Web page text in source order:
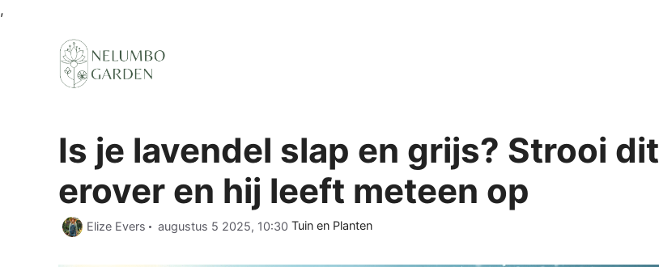
,
Is je lavendel slap en grijs? Strooi dit
erover en hij leeft meteen op
Elize Evers augustus 5 2025, 10:30 Categorieën
Tuin en Planten